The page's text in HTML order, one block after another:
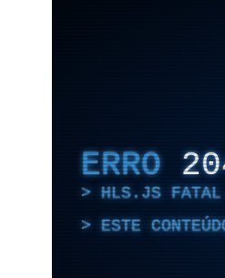
ERRO
HLS.JS FATAL
ESTE